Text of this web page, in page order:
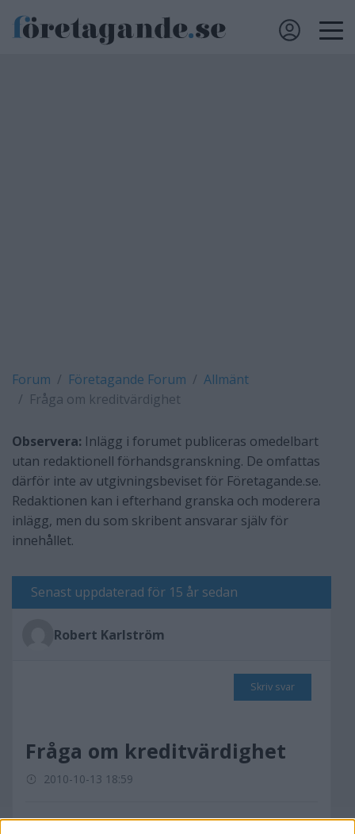
Forum Företagande Forum
Allmänt
Fråga om kreditvärdighet
Observera: Inlägg i forumet publiceras omedelbart
utan redaktionell förhandsgranskning. De omfattas
därför inte av utgivningsbeviset för Företagande.se.
Redaktionen kan i efterhand granska och moderera
inlägg, men du som skribent ansvarar själv för
innehållet.
Senast uppdaterad för 15 år sedan
Robert Karlström
Skriv svar
Fråga om kreditvärdighet
2010-10-13 18:59
Hej,